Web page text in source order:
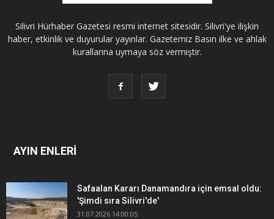
Silivri Hürhaber Gazetesi resmi internet sitesidir. Silivri'ye ilişkin
haber, etkinlik ve duyurular yayınlar. Gazetemiz Basın ilke ve ahlak
kurallarına uymaya söz vermiştir.
AYIN ENLERİ
Safaalan Kararı Danamandıra için emsal oldu:
'Şimdi sıra Silivri'de'
31.07.2026 14:00:05